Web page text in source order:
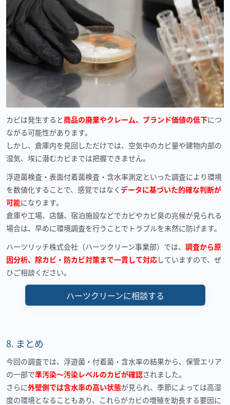
カビは発生すると商品の廃棄やクレーム、ブランド価値の低下につ
ながる可能性があります。
しかし、倉庫内を見回しただけでは、空気中のカビ量や建物内部の
湿気、埃に潜むカビまでは把握できません。
浮遊菌検査・表面付着菌検査・含水率測定といった調査により環境
を数値化することで、感覚ではなく データに基づいた的確な判断が
可能になります。
倉庫や工場、店舗、宿泊施設などでカビやカビ臭の兆候が見られる
場合は、早めに環境調査を行うことでトラブルを未然に防げます。
ハーツリッチ株式会社（ハーツクリーン事業部）では、 調査から原
因分析、除カビ・防カビ対策まで一貫して対応していますので、ぜ
ひご相談ください。
ハーツクリーンに相談する
8. まとめ
今回の調査では、浮遊菌・付着菌・含水率の結果から、保管エリア
の一部で準汚染〜汚染レベルのカビが確認されました。
さらに外壁側では含水率の高い状態が見られ、季節によっては高湿
度の環境となることもあり、これらがカビの増殖を助長する要因に